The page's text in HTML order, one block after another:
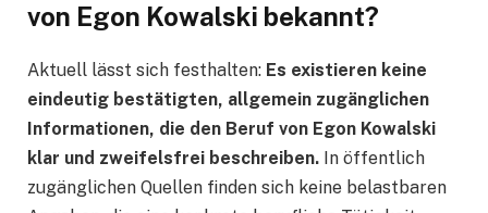
von Egon Kowalski bekannt?
Aktuell lässt sich festhalten: Es existieren keine
eindeutig bestätigten, allgemein zugänglichen
Informationen, die den Beruf von Egon Kowalski
klar und zweifelsfrei beschreiben. In öffentlich
zugänglichen Quellen finden sich keine belastbaren